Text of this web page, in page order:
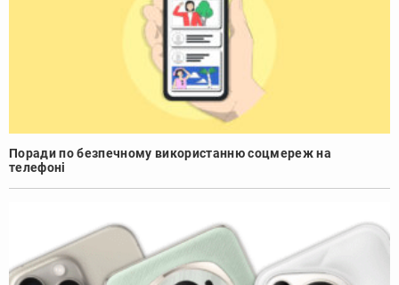
Поради по безпечному використанню соцмереж на
телефоні